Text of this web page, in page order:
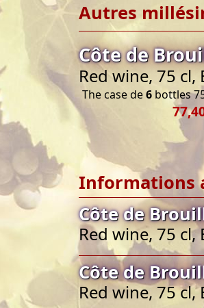
Autres
Côte de
Red wine, 75
The case de6 bottles
Informations
Côte de
Red wine, 75
Côte de
Red wine, 75